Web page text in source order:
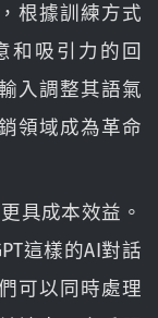
根據訓練方式
和吸引力的回
入調整其語氣
領域成為革命
具成本效益。
這樣的AI對話
可以同時處理